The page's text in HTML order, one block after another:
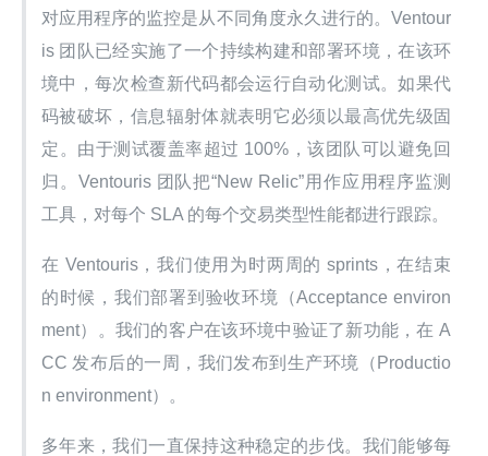
对应用程序的监控是从不同角度永久进行的。Ventour
is 团队已经实施了一个持续构建和部署环境，在该环
境中，每次检查新代码都会运行自动化测试。如果代
码被破坏，信息辐射体就表明它必须以最高优先级固
定。由于测试覆盖率超过 100%，该团队可以避免回
归。Ventouris 团队把“New Relic”用作应用程序监测
工具，对每个 SLA 的每个交易类型性能都进行跟踪。
在 Ventouris，我们使用为时两周的 sprints，在结束
的时候，我们部署到验收环境（Acceptance environ
ment）。我们的客户在该环境中验证了新功能，在 A
CC 发布后的一周，我们发布到生产环境（Productio
n environment）。
多年来，我们一直保持这种稳定的步伐。我们能够每